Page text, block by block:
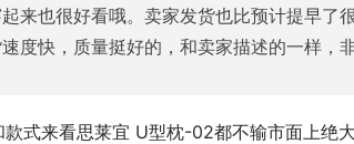
来也很好看哦。卖家发货也比预计提早了
度快，质量挺好的，和卖家描述的一样，
式来看思莱宜 U型枕-02都不输市面上绝